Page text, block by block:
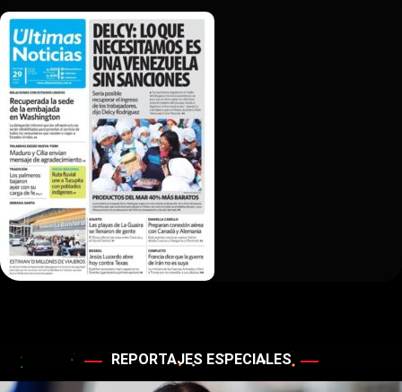
REPORTAJES ESPECIALES